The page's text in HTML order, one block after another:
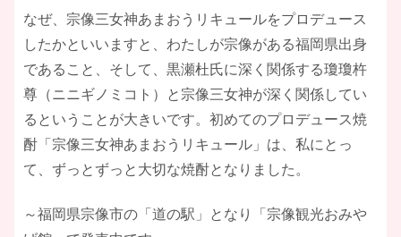
なぜ、宗像三女神あまおうリキュールをプロデュース
したかといいますと、わたしが宗像がある福岡県出身
であること、そして、黒瀬杜氏に深く関係する瓊瓊杵
尊（ニニギノミコト）と宗像三女神が深く関係してい
るということが大きいです。初めてのプロデュース焼
酎「宗像三女神あまおうリキュール」は、私にとっ
て、ずっとずっと大切な焼酎となりました。
～福岡県宗像市の「道の駅」となり「宗像観光おみや